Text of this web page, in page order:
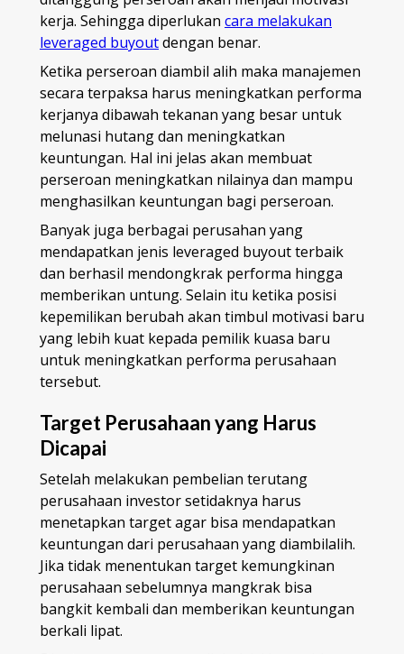
kerja. Sehingga diperlukan cara melakukan
leveraged buyoutdengan benar.
Ketika perseroan diambil alih maka manajemen
secara terpaksa harus meningkatkan performa
kerjanya dibawah tekanan yang besar untuk
melunasi hutang dan meningkatkan
keuntungan. Hal ini jelas akan membuat
perseroan meningkatkan nilainya dan mampu
menghasilkan keuntungan bagi perseroan.
Banyak juga berbagai perusahan yang
mendapatkan jenis leveraged buyout terbaik
dan berhasil mendongkrak performa hingga
memberikan untung. Selain itu ketika posisi
kepemilikan berubah akan timbul motivasi baru
yang lebih kuat kepada pemilik kuasa baru
untuk meningkatkan performa perusahaan
tersebut.
Target Perusahaan yang Harus
Dicapai
Setelah melakukan pembelian terutang
perusahaan investor setidaknya harus
menetapkan target agar bisa mendapatkan
keuntungan dari perusahaan yang diambilalih.
Jika tidak menentukan target kemungkinan
perusahaan sebelumnya mangkrak bisa
bangkit kembali dan memberikan keuntungan
berkali lipat.